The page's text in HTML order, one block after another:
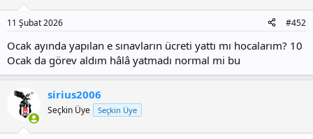
11 Şubat 2026 #452
Ocak ayında yapılan e sınavların ücreti yattı mı hocalarım? 10
Ocak da görev aldım hâlâ yatmadı normal mi bu
sirius2006
Seçkin Üye Seçkin Üye